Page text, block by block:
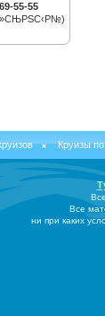
55-55
Круизы
Все
ни при каких